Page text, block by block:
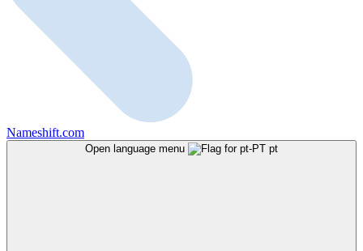
Nameshift.com
Open language menu pt